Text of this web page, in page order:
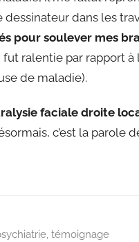
dans les
pour soulever mes
ralentie par rapport
de maladie).
faciale droite
c’est la parole
, témoignage